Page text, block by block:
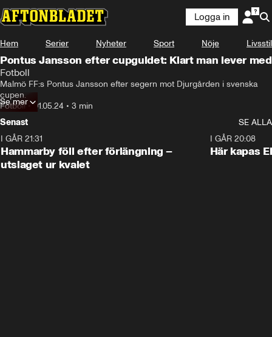
Logga in
Hem Serier Nyheter Sport Nöje Livsstil
Pontus Jansson efter cupguldet: Klart man lever med
Fotboll
Malmö FF:s Pontus Jansson efter segern mot Djurgården i svenska
cupen.
Fotboll•01.05.24 • 3 min
Se mer
Senast
SE ALLA
I GÅR 21:31
Hammarby föll efter förlängning –
utslaget ur kvalet
I GÅR 20:08
Här kapas